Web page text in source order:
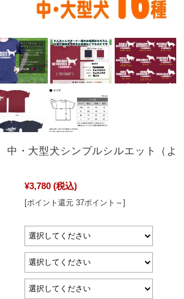
・大型犬シンプルシルエット（よ
¥3,780 (税込)
[ポイント還元 37ポイント～]